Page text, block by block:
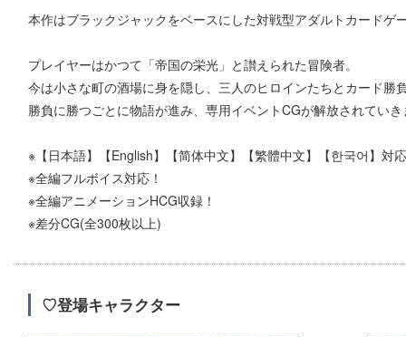
本作はブラックジャックをベースにした対戦型アダルトカードゲ
プレイヤーはかつて「帝国の栄光」と讃えられた冒険者。
今は小さな町の酒場に身を隠し、三人のヒロインたちとカード勝
勝負に勝つごとに物語が進み、専用イベントCGが解放されてい
※【日本語】【English】【简体中文】【繁體中文】【한국어】対
※全編フルボイス対応！
※全編アニメーションHCG収録！
※差分CG(全300枚以上)
♡登場キャラクター